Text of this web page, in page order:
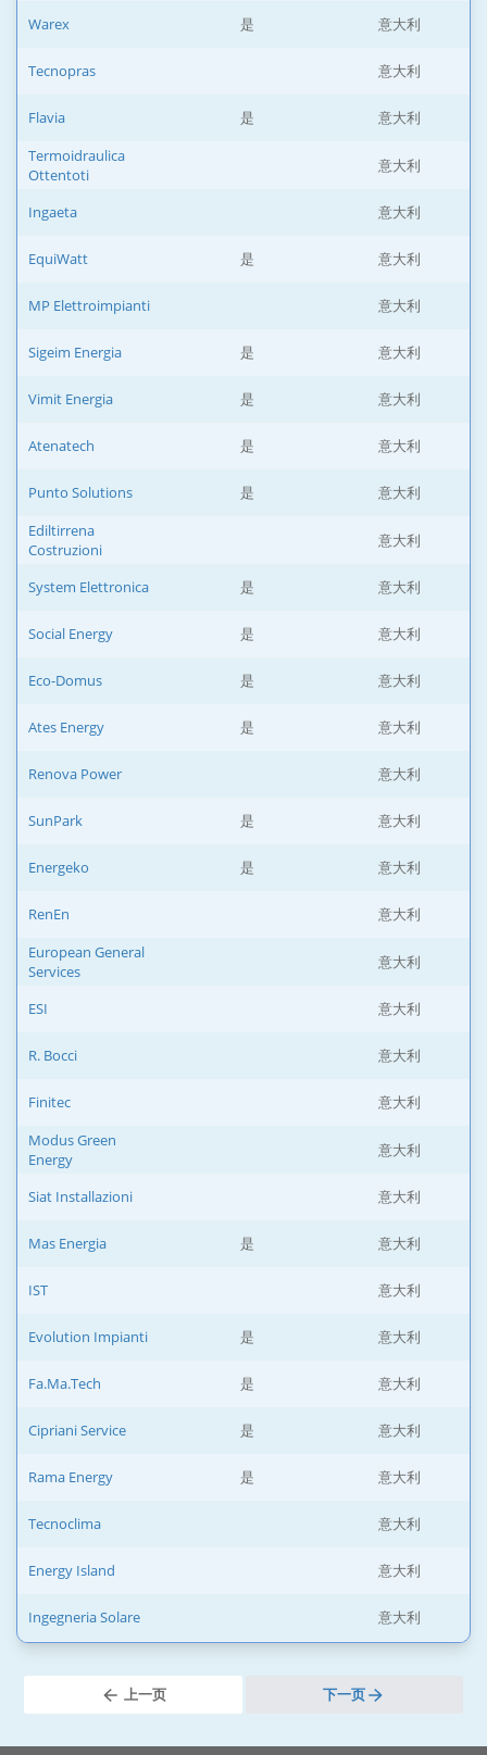
Warex 是 意大利
Tecnopras 意大利
Flavia 是
意大利
Termoidraulica
Ottentoti
意大利
Ingaeta 意大利
EquiWatt 是 意大利
MP Elettroimpianti 意大利
Sigeim Energia 是 意大利
Vimit Energia 是 意大利
Atenatech 是 意大利
Punto Solutions 是
意大利
Ediltirrena
Costruzioni
意大利
System Elettronica 是 意大利
Social Energy 是 意大利
Eco-Domus 是 意大利
Ates Energy 是 意大利
Renova Power 意大利
SunPark 是 意大利
Energeko 是 意大利
RenEn
意大利
European General
Services
意大利
ESI 意大利
R. Bocci 意大利
Finitec
意大利
Modus Green
Energy
意大利
Siat Installazioni 意大利
Mas Energia 是 意大利
IST 意大利
Evolution Impianti 是 意大利
Fa.Ma.Tech 是 意大利
Cipriani Service 是 意大利
Rama Energy 是 意大利
Tecnoclima 意大利
Energy Island 意大利
Ingegneria Solare 意大利
上一页 下一页